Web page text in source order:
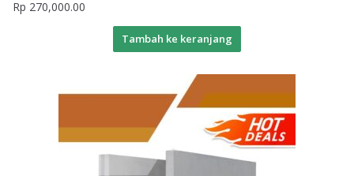
Rp 270,000.00
Tambah ke keranjang